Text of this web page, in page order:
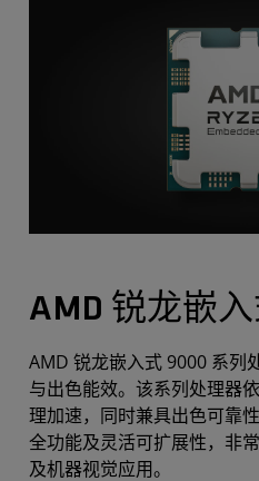
AMD 锐龙嵌入
AMD 锐龙嵌入式 9000 系列
与出色能效。该系列处理器
理加速，同时兼具出色可靠
全功能及灵活可扩展性，非
及机器视觉应用。